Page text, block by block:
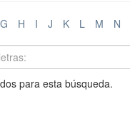
G H I J K L M N
para esta búsqueda.